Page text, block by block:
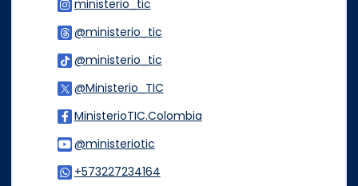
ministerio_tic
@ministerio_tic
@ministerio_tic
@Ministerio_TIC
MinisterioTIC.Colombia
@ministeriotic
+573227234164